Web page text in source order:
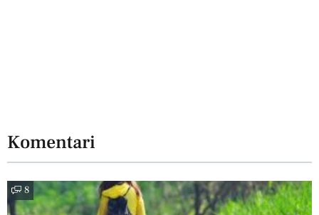
Komentari
8